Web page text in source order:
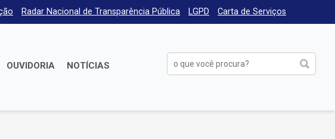
Radar Nacional de Transparência Pública LGPD Carta de Serviços
OUVIDORIA NOTÍCIAS